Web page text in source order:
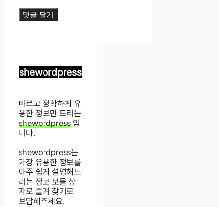
shewordpress
빠르고 정확하게 유
용한 정보만 드리는
shewordpress 입
니다.
shewordpress는
가장 유용한 정보를
아주 쉽게 설명해드
리는 정보 보물 상
자로 즐겨 찾기로
보답해주세요.